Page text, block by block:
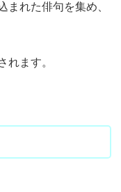
まれた俳句を集め、
れます。